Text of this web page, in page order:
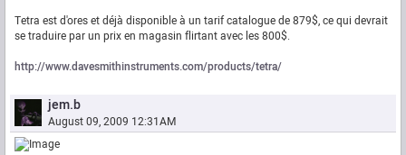
Tetra est d'ores et déjà disponible à un tarif catalogue de 879$, ce qui devrait
se traduire par un prix en magasin flirtant avec les 800$.
http://www.davesmithinstruments.com/products/tetra/
jem.b
August 09, 2009 12:31AM